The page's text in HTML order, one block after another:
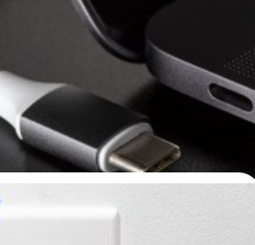
งรับเฉพาะบน Windows เท่านั้น
for Streaming เป็นซอฟต์แวร์เดียว
จสอบและดูตัวอย่างภาพบนคอมพิวเตอร์
ารแล้วกับมาตรฐาน USB ใหม่อย่าง
รรมเหมือน Thunderbolt 3 ของ Intel
2 เท่า เมื่อเทียบกับ USB 3.2 (20 Gbps)
ธรรมดา มีความเร็วสูงสุดแค่ 5 Gbps
ะสำคัญของ USB4 USB4 ทำงานแบบ
และสายเคเบิล USB-C มอบความเร็วใน
สุด 40 Gbps แต่ตัวสายเคเบิลต้องรองรับ
ว 40 Gbps ด้วย ถึงจะสามารถใช้ที่
อกจากนี้ยังรองรับกำลังไฟสูงสุดที่ 100W
ถส่งสัญญาณหน้าจอระดับ 4K และ 5K
งรับการทำงานร่วมกับมาตรฐาน USB
days ago
) ชาร์จมือถือที่